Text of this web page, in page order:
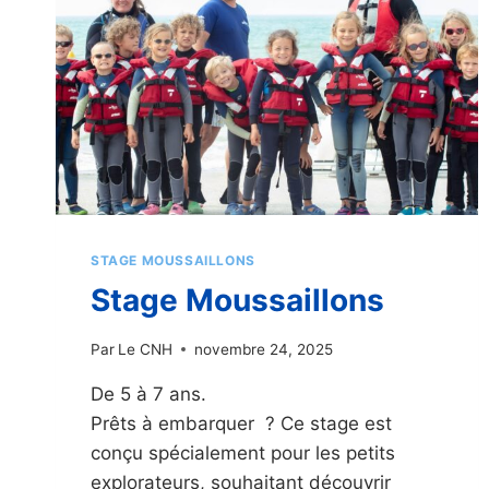
STAGE MOUSSAILLONS
Stage Moussaillons
Par Le CNH novembre 24, 2025
De 5 à 7 ans.
Prêts à embarquer ? Ce stage est
conçu spécialement pour les petits
explorateurs, souhaitant découvrir